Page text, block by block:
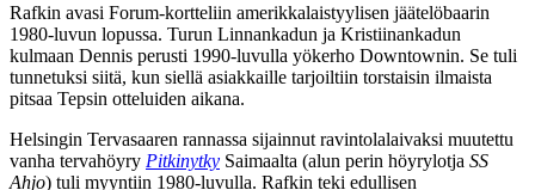
Rafkin avasi Forum-kortteliin amerikkalaistyylisen jäätelöbaarin
1980-luvun lopussa. Turun Linnankadun ja Kristiinankadun
kulmaan Dennis perusti 1990-luvulla yökerho Downtownin. Se tuli
tunnetuksi siitä, kun siellä asiakkaille tarjoiltiin torstaisin ilmaista
pitsaa Tepsin otteluiden aikana.
Helsingin Tervasaaren rannassa sijainnut ravintolalaivaksi muutettu
vanha tervahöyry Pitkinytky Saimaalta (alun perin höyrylotja SS
Ahjo) tuli myyntiin 1980-luvulla. Rafkin teki edullisen